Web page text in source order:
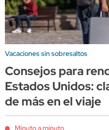
Vacaciones sin sobresaltos
Consejos para
Estados Unidos:
de más en el viaje
Minuto a minuto